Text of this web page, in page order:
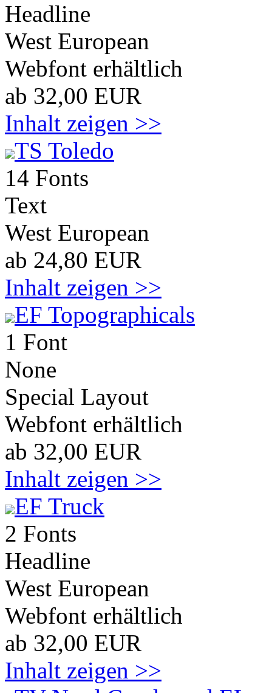
Headline
West European
Webfont erhältlich
ab 32,00 EUR
Inhalt zeigen >>
TS Toledo
14 Fonts
Text
West European
ab 24,80 EUR
Inhalt zeigen >>
EF Topographicals
1 Font
None
Special Layout
Webfont erhältlich
ab 32,00 EUR
Inhalt zeigen >>
EF Truck
2 Fonts
Headline
West European
Webfont erhältlich
ab 32,00 EUR
Inhalt zeigen >>